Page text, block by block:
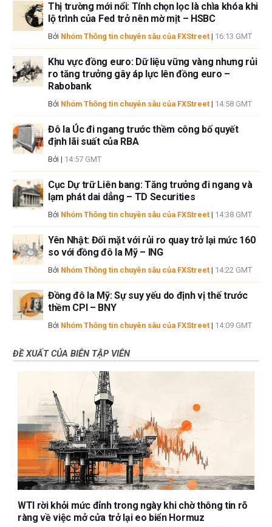
thông tin này và việc hiển thị hoặc sử dụng thông tin này. Ngoại trừ các
lỗi và thiếu sót.
Tác giả và FXStreet không phải là các cố vấn đầu tư đã đăng ký và không
Thị trường mới nổi: Tính chọn lọc là chìa khóa khi
lộ trình của Fed trở nên mờ mịt – HSBC
Bởi Nhóm Thông tin chuyên sâu của FXStreet | 16:13 GMT
Khu vực đồng euro: Dữ liệu vững vàng nhưng rủi
ro tăng trưởng gây áp lực lên đồng euro –
Rabobank
Bởi Nhóm Thông tin chuyên sâu của FXStreet | 14:58 GMT
Đô la Úc đi ngang trước thềm công bố quyết
định lãi suất của RBA
Bởi | 14:57 GMT
Cục Dự trữ Liên bang: Tăng trưởng đi ngang và
lạm phát dai dẳng – TD Securities
Bởi Nhóm Thông tin chuyên sâu của FXStreet | 14:38 GMT
Yên Nhật: Đối mặt với rủi ro quay trở lại mức 160
so với đồng đô la Mỹ – ING
Bởi Nhóm Thông tin chuyên sâu của FXStreet | 14:22 GMT
Đồng đô la Mỹ: Sự suy yếu do định vị thế trước
thềm CPI – BNY
Bởi Nhóm Thông tin chuyên sâu của FXStreet | 14:09 GMT
ĐỀ XUẤT CỦA BIÊN TẬP VIÊN
WTI rời khỏi mức đỉnh trong ngày khi chờ thông tin rõ
ràng về việc mở cửa trở lại eo biển Hormuz